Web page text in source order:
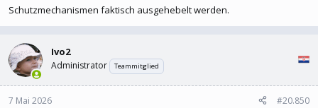
Schutzmechanismen faktisch ausgehebelt werden.
Ivo2
Administrator Teammitglied
7 Mai 2026 #20.850